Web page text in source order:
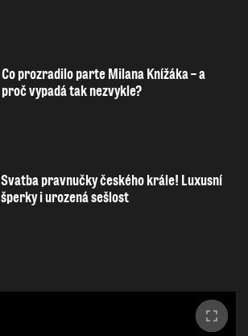
Co prozradilo parte Milana Knížáka – a
proč vypadá tak nezvykle?
Svatba pravnučky českého krále! Luxusní
šperky i urozená sešlost